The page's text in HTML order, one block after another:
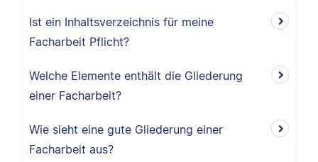
Ist ein Inhaltsverzeichnis für meine
Facharbeit Pflicht?
Welche Elemente enthält die Gliederung
einer Facharbeit?
Wie sieht eine gute Gliederung einer
Facharbeit aus?